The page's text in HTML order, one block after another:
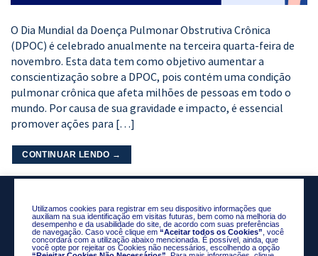
O Dia Mundial da Doença Pulmonar Obstrutiva Crônica
(DPOC) é celebrado anualmente na terceira quarta-feira de
novembro. Esta data tem como objetivo aumentar a
conscientização sobre a DPOC, pois contém uma condição
pulmonar crônica que afeta milhões de pessoas em todo o
mundo. Por causa de sua gravidade e impacto, é essencial
promover ações para […]
CONTINUAR LENDO →
Utilizamos cookies para registrar em seu dispositivo informações que
auxiliam na sua identificação em visitas futuras, bem como na melhoria do
desempenho e da usabilidade do site, de acordo com suas preferências
de navegação. Caso você clique em “Aceitar todos os Cookies” , você
concordará com a utilização abaixo mencionada. É possível, ainda, que
você opte por rejeitar os Cookies não necessários, escolhendo a opção